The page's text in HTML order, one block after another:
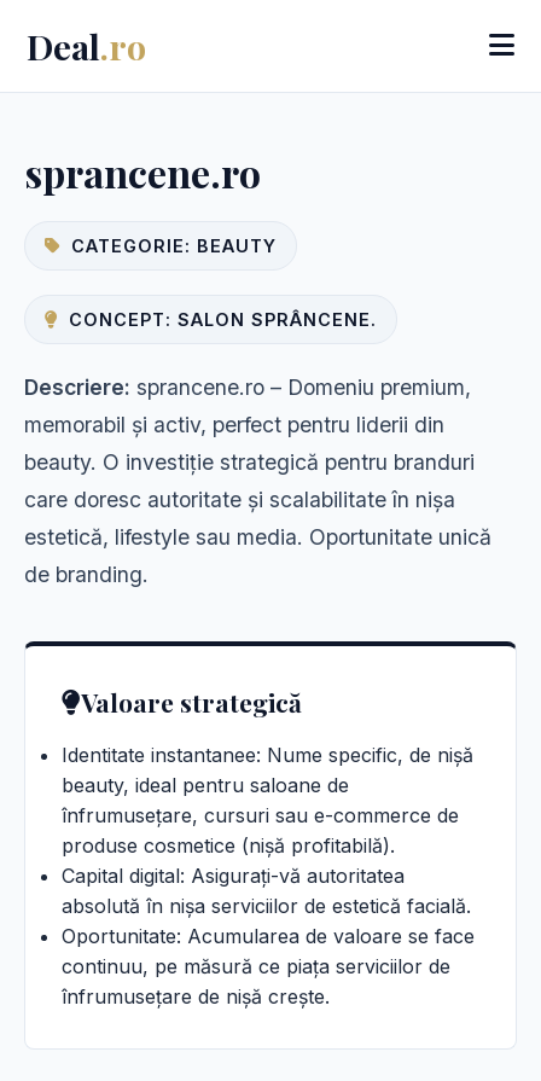
Deal.ro
sprancene.ro
CATEGORIE: BEAUTY
CONCEPT: SALON SPRÂNCENE.
Descriere: sprancene.ro – Domeniu premium,
memorabil și activ, perfect pentru liderii din
beauty. O investiție strategică pentru branduri
care doresc autoritate și scalabilitate în nișa
estetică, lifestyle sau media. Oportunitate unică
de branding.
Valoare strategică
Identitate instantanee: Nume specific, de nișă
beauty, ideal pentru saloane de
înfrumusețare, cursuri sau e-commerce de
produse cosmetice (nișă profitabilă).
Capital digital: Asigurați-vă autoritatea
absolută în nișa serviciilor de estetică facială.
Oportunitate: Acumularea de valoare se face
continuu, pe măsură ce piața serviciilor de
înfrumusețare de nișă crește.